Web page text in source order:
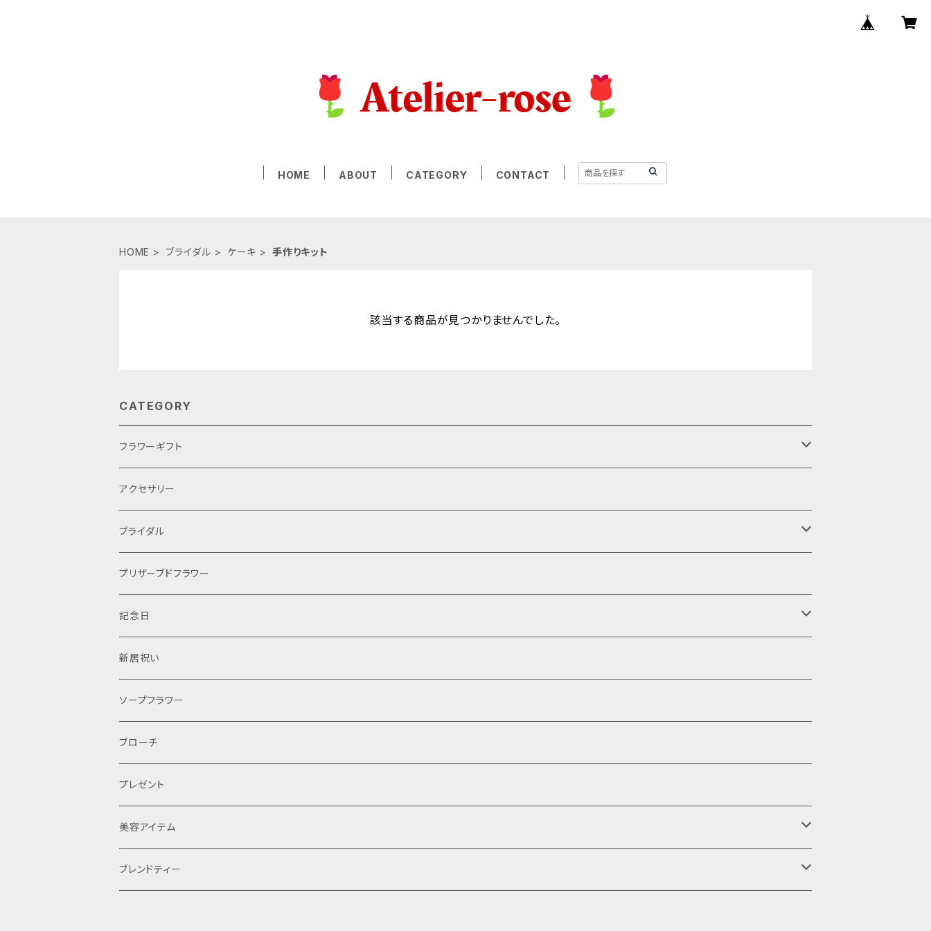
HOME ABOUT CATEGORY CONTACT
HOME ブライダル ケーキ 手作りキット
該当する商品が見つかりませんでした。
CATEGORY
フラワーギフト
母の日
アクセサリー
ブライダル
ケーキ
手作りキット
オーダー
プリザーブドフラワー
ティアラ
レンタル
プリザーブドフラワー
記念日
結婚式
新居祝い
ソープフラワー
ブローチ
プレゼント
美容アイテム
コンセプトティー
ブレンドティー